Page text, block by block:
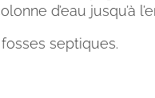
d’eau jusqu’à
septiques.